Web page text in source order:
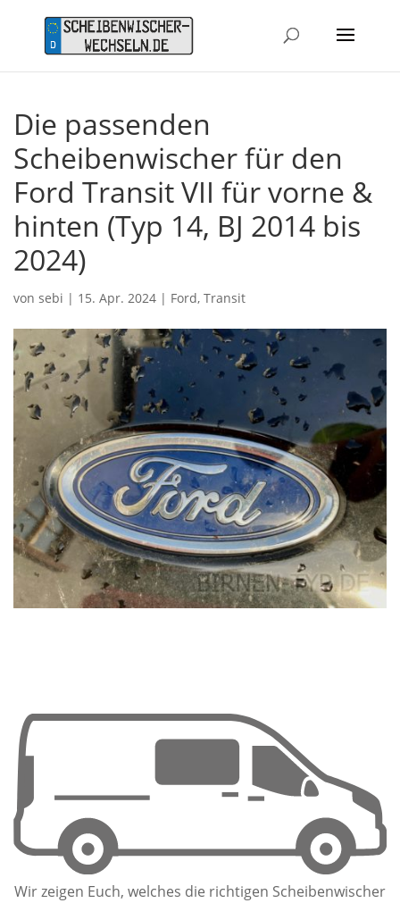
Die passenden
Scheibenwischer für den
Ford Transit VII für vorne &
hinten (Typ 14, BJ 2014 bis
2024)
von sebi | 15. Apr. 2024 | Ford, Transit
Wir zeigen Euch, welches die richtigen Scheibenwischer